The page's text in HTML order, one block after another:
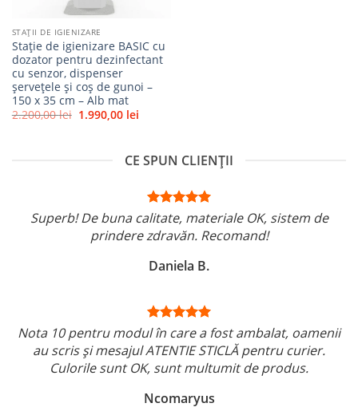
STAȚII DE IGIENIZARE
Stație de igienizare BASIC cu
dozator pentru dezinfectant
cu senzor, dispenser
șervețele și coș de gunoi –
150 x 35 cm – Alb mat
2.200,00lei Prețul
inițial
2.200,00 lei.
1.990,00 leiPrețul
curent
CE SPUN CLIENȚII
Superb! De buna calitate, materiale OK, sistem de
prindere zdravăn. Recomand!
Daniela B.
Nota 10 pentru modul în care a fost ambalat, oamenii
au scris și mesajul ATENTIE STICLĂ pentru curier.
Culorile sunt OK, sunt multumit de produs.
Ncomaryus